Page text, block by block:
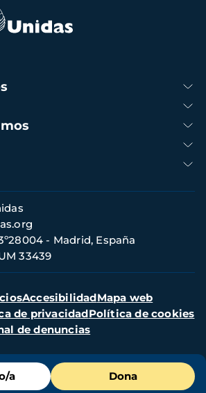
a Dona
- Madrid, España
33439
AccesibilidadMapa web
de privacidadPolítica de cookies
de denuncias